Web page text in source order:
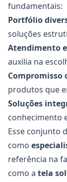
fundamentais:
Portfólio
soluções
Atendimento
auxilia na
Compromisso
produtos que
Soluções
conhecimento
Esse conjunto
como
referência na
como a tela